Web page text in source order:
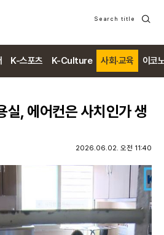
Search title
검
K-스포츠 K-Culture 사회·교육 이코
, 에어컨은 사치인가 생
2026.06.02. 오전 11:40